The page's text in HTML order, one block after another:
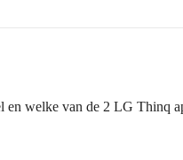
welke van de 2 LG Thinq